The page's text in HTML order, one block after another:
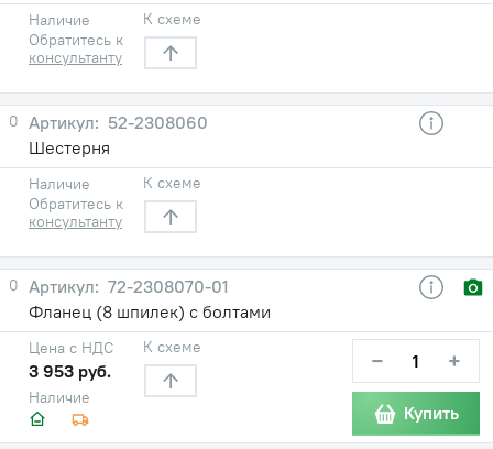
Наличие
Обратитесь к
консультанту
К схеме
0
52-2308060
Шестерня
Наличие
Обратитесь к
консультанту
К схеме
0
72-2308070-01
Фланец (8 шпилек) с болтами
Наличие
Цена с НДС
3 953 руб.
К схеме − +
Купить